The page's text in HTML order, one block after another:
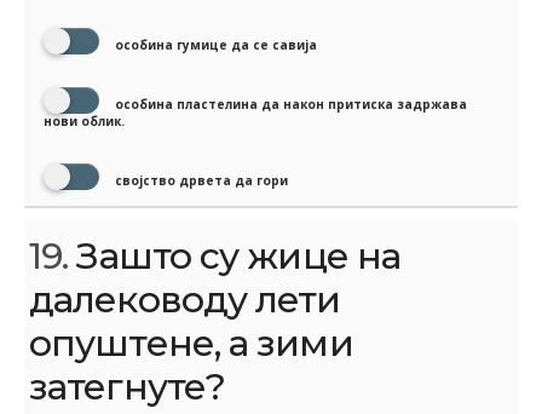
особина гумице да се савија
особина пластелина да након притиска задржава
нови облик.
својство дрвета да гори
19.Зашто су жице на
далеководу лети
опуштене, а зими
затегнуте?